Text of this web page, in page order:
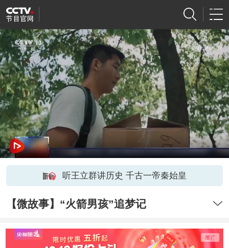
听王立群讲历史 千古一帝秦始皇
【微故事】“火箭男孩”追梦记